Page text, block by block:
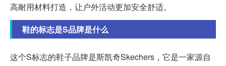
高耐用材料打造，让户外活动更加安全舒适。
鞋的标志是S品牌是什么
这个S标志的鞋子品牌是斯凯奇Skechers，它是一家源自